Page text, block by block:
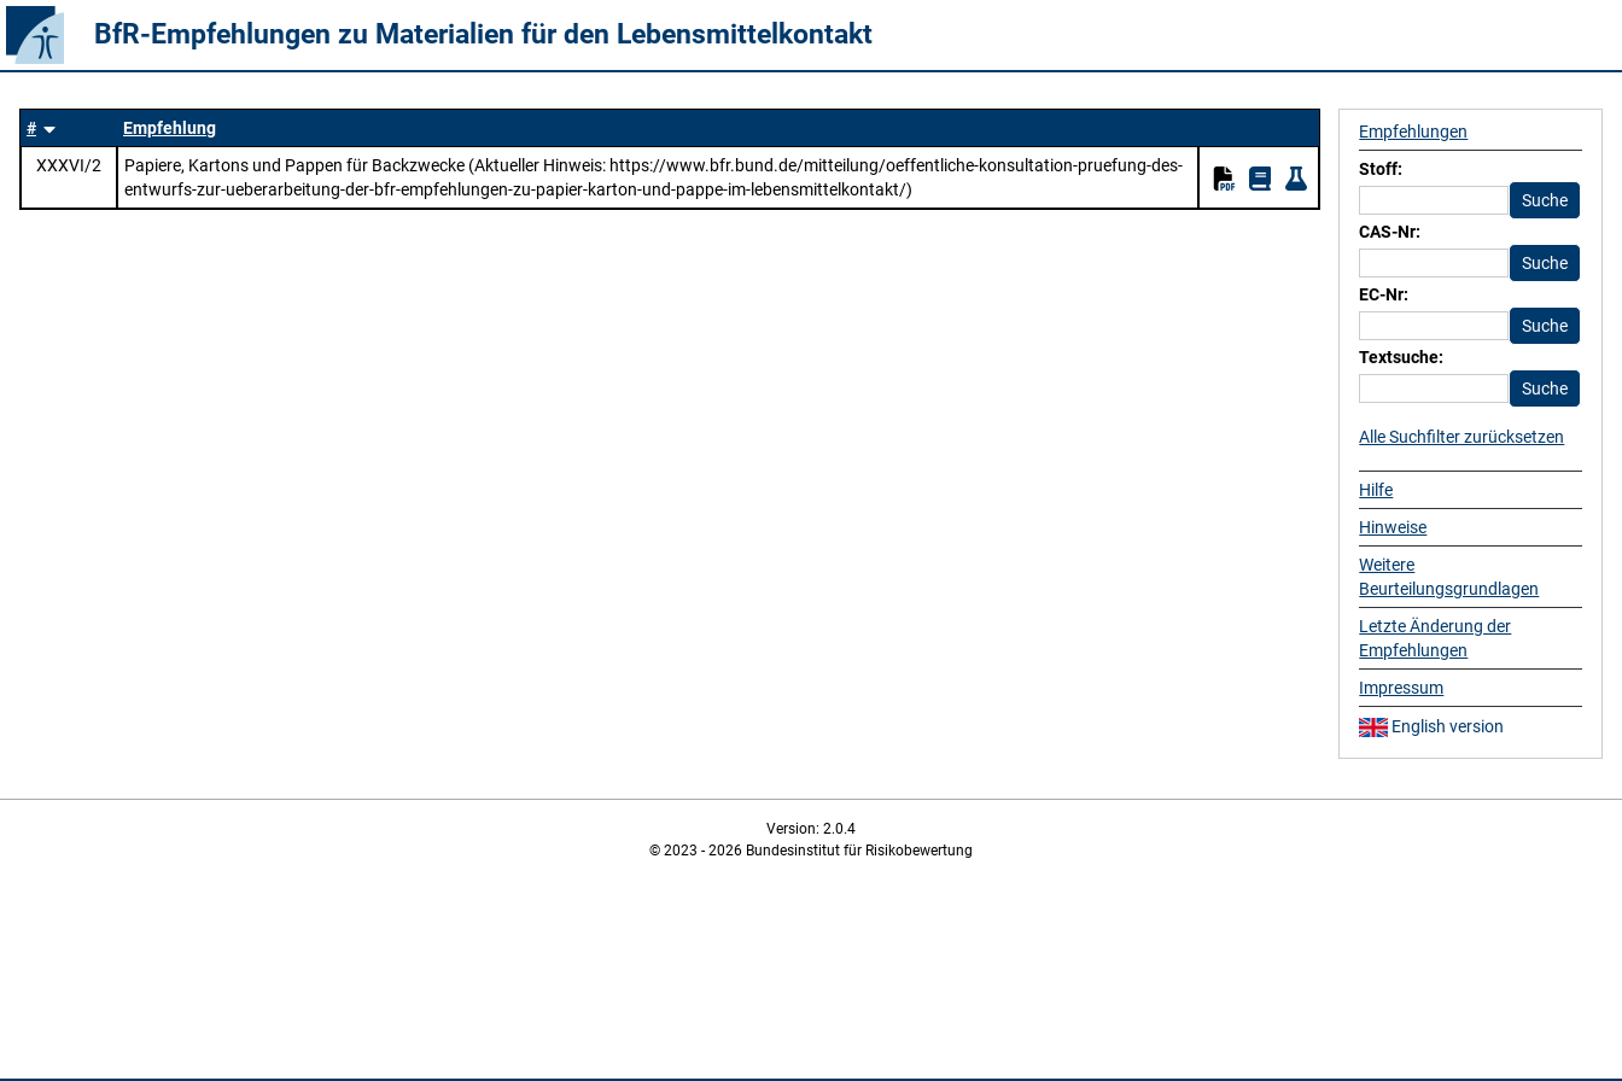
BfR-Empfehlungen zu Materialien für den Lebensmittelkontakt
#
Empfehlung
XXXVI/2
Papiere, Kartons und Pappen für Backzwecke (Aktueller Hinweis: https://www.bfr.bund.de/mitteilung/oeffentliche-konsultation-pruefung-des-
entwurfs-zur-ueberarbeitung-der-bfr-empfehlungen-zu-papier-karton-und-pappe-im-lebensmittelkontakt/)
Empfehlungen
Stoff:
CAS-Nr:
EC-Nr:
Textsuche:
Alle Suchfilter zurücksetzen
Hilfe
Hinweise
Weitere
Beurteilungsgrundlagen
Letzte Änderung der
Empfehlungen
Impressum
English version
Version: 2.0.4
© 2023 - 2026 Bundesinstitut für Risikobewertung